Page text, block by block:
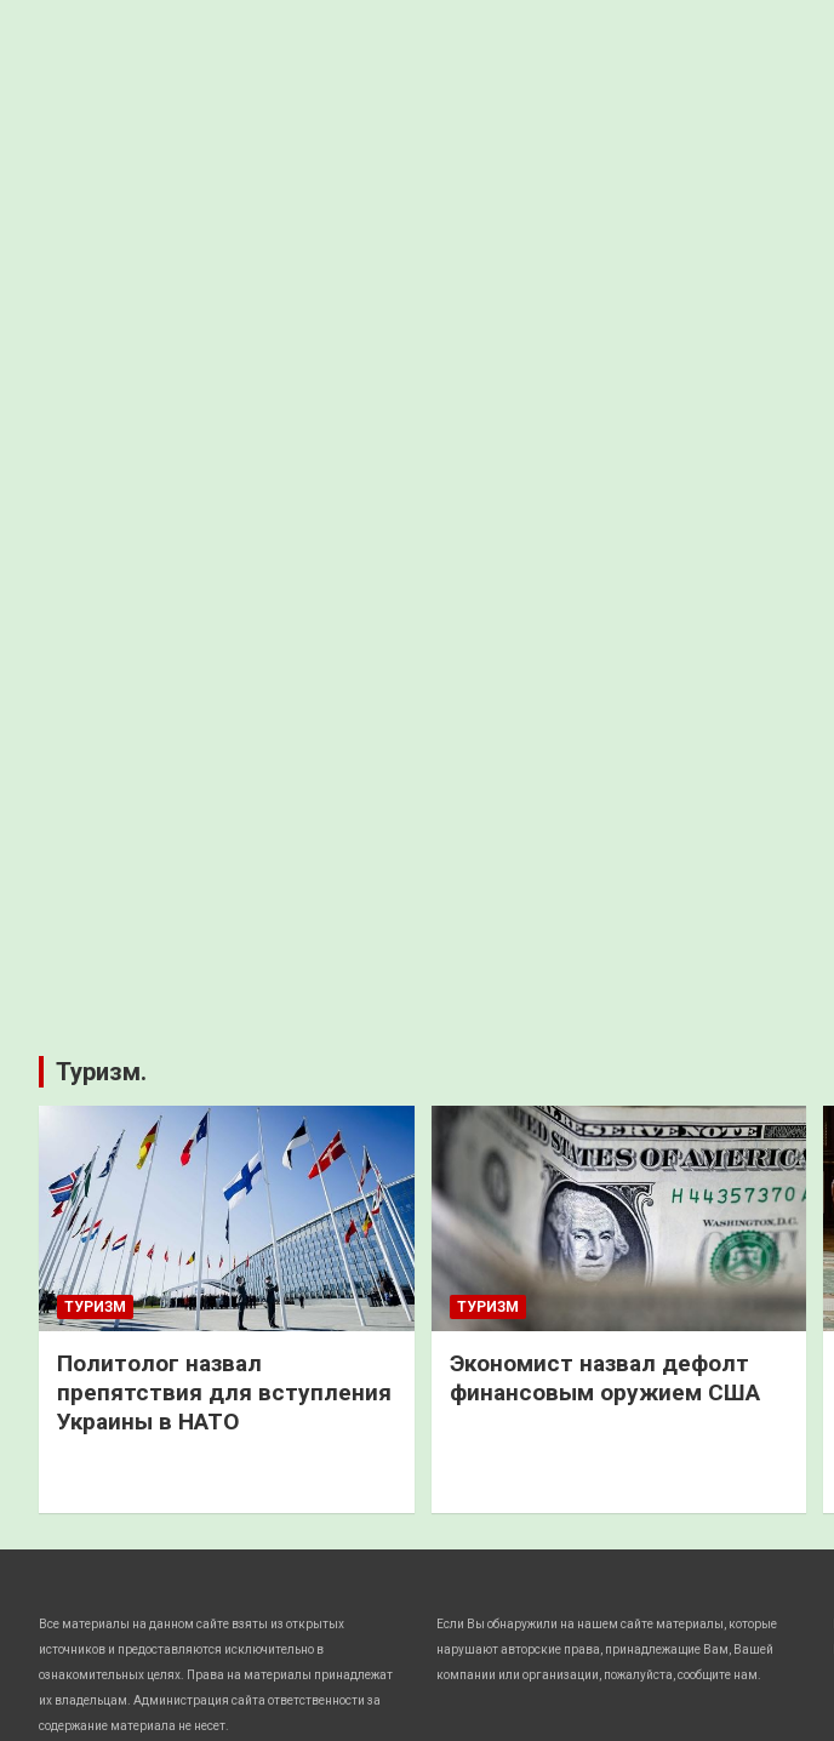
Туризм.
ТУРИЗМ
Политолог назвал
препятствия для вступления
Украины в НАТО
ТУРИЗМ
Экономист назвал дефолт
финансовым оружием США
Все материалы на данном сайте взяты из открытых
источников и предоставляются исключительно в
ознакомительных целях. Права на материалы принадлежат
их владельцам. Администрация сайта ответственности за
содержание материала не несет.
Если Вы обнаружили на нашем сайте материалы, которые
нарушают авторские права, принадлежащие Вам, Вашей
компании или организации, пожалуйста, сообщите нам.